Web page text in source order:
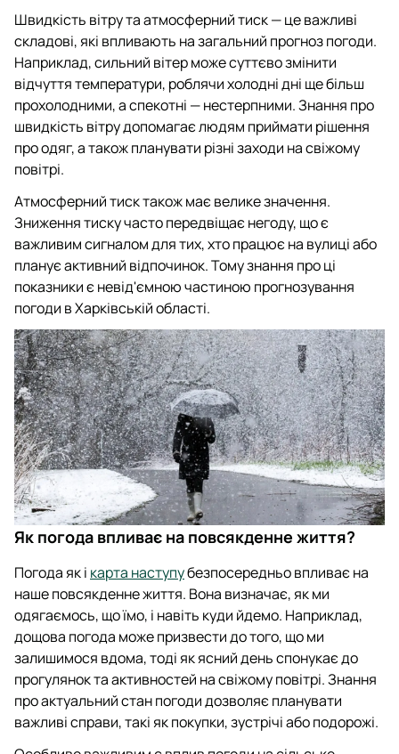
Швидкість вітру та атмосферний тиск — це важливі
складові, які впливають на загальний прогноз погоди.
Наприклад, сильний вітер може суттєво змінити
відчуття температури, роблячи холодні дні ще більш
прохолодними, а спекотні — нестерпними. Знання про
швидкість вітру допомагає людям приймати рішення
про одяг, а також планувати різні заходи на свіжому
повітрі.
Атмосферний тиск також має велике значення.
Зниження тиску часто передвіщає негоду, що є
важливим сигналом для тих, хто працює на вулиці або
планує активний відпочинок. Тому знання про ці
показники є невід'ємною частиною прогнозування
погоди в Харківській області.
Як погода впливає на повсякденне життя?
Погода як і карта наступубезпосередньо впливає на
наше повсякденне життя. Вона визначає, як ми
одягаємось, що їмо, і навіть куди йдемо. Наприклад,
дощова погода може призвести до того, що ми
залишимося вдома, тоді як ясний день спонукає до
прогулянок та активностей на свіжому повітрі. Знання
про актуальний стан погоди дозволяє планувати
важливі справи, такі як покупки, зустрічі або подорожі.